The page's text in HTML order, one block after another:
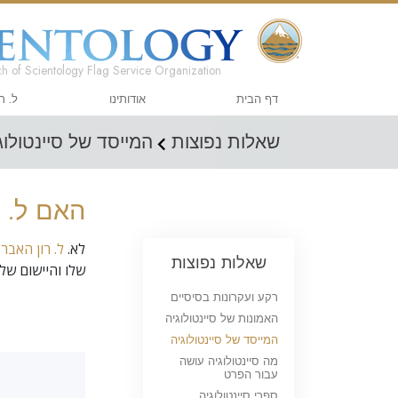
of Scientology Flag Service Organization
דף הבית אודותינו ל.
שאלות נפוצות המייסד של
האם ל.
לא.ל. רון
שלו והיישום
שאלות נפוצות
רקע ועקרונות בסיסיים
האמונות של סיינטולוגיה
המייסד של סיינטולוגיה
מה סיינטולוגיה עושה
עבור הפרט